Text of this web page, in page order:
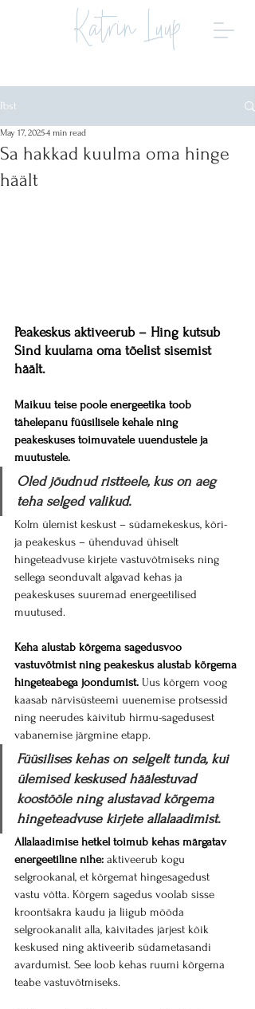
Katrin Luup
Post
Sa hakkad kuulma oma hinge
häält
May 17, 20254 min read
Peakeskus aktiveerub – Hing kutsub
Sind kuulama oma tõelist sisemist
häält.
Maikuu teise poole energeetika toob
tähelepanu füüsilisele kehale ning
peakeskuses toimuvatele uuendustele ja
muutustele.
Oled jõudnud ristteele, kus on aeg
teha selged valikud.
Kolm ülemist keskust – südamekeskus, kõri-
ja peakeskus – ühenduvad ühiselt
hingeteadvuse kirjete vastuvõtmiseks ning
sellega seonduvalt algavad kehas ja
peakeskuses suuremad energeetilised
muutused.
Keha alustab kõrgema sagedusvoo
vastuvõtmist ning peakeskus alustab kõrgema
hingeteabega joondumist. Uus kõrgem voog
kaasab närvisüsteemi uuenemise protsessid
ning neerudes käivitub hirmu-sagedusest
vabanemise järgmine etapp.
Füüsilises kehas on selgelt tunda, kui
ülemised keskused häälestuvad
koostööle ning alustavad kõrgema
hingeteadvuse kirjete allalaadimist.
Allalaadimise hetkel toimub kehas märgatav
energeetiline nihe: aktiveerub kogu
selgrookanal, et kõrgemat hingesagedust
vastu võtta. Kõrgem sagedus voolab sisse
kroontšakra kaudu ja liigub mööda
selgrookanalit alla, käivitades järjest kõik
keskused ning aktiveerib südametasandi
avardumist. See loob kehas ruumi kõrgema
teabe vastuvõtmiseks.